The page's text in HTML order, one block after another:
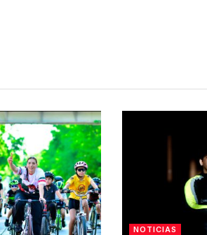
NOTICIAS